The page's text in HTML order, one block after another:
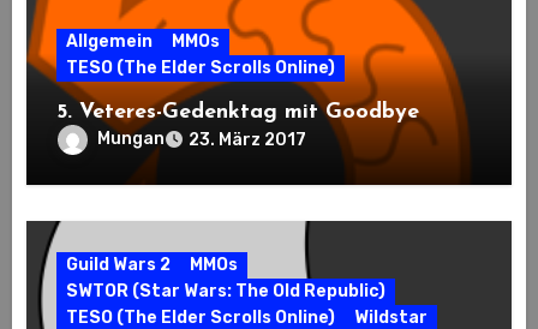
Allgemein
MMOs
TESO (The Elder Scrolls Online)
5. Veteres-Gedenktag mit Goodbye
Mungan 23. März 2017
Guild Wars 2
MMOs
SWTOR (Star Wars: The Old Republic)
TESO (The Elder Scrolls Online)
Wildstar